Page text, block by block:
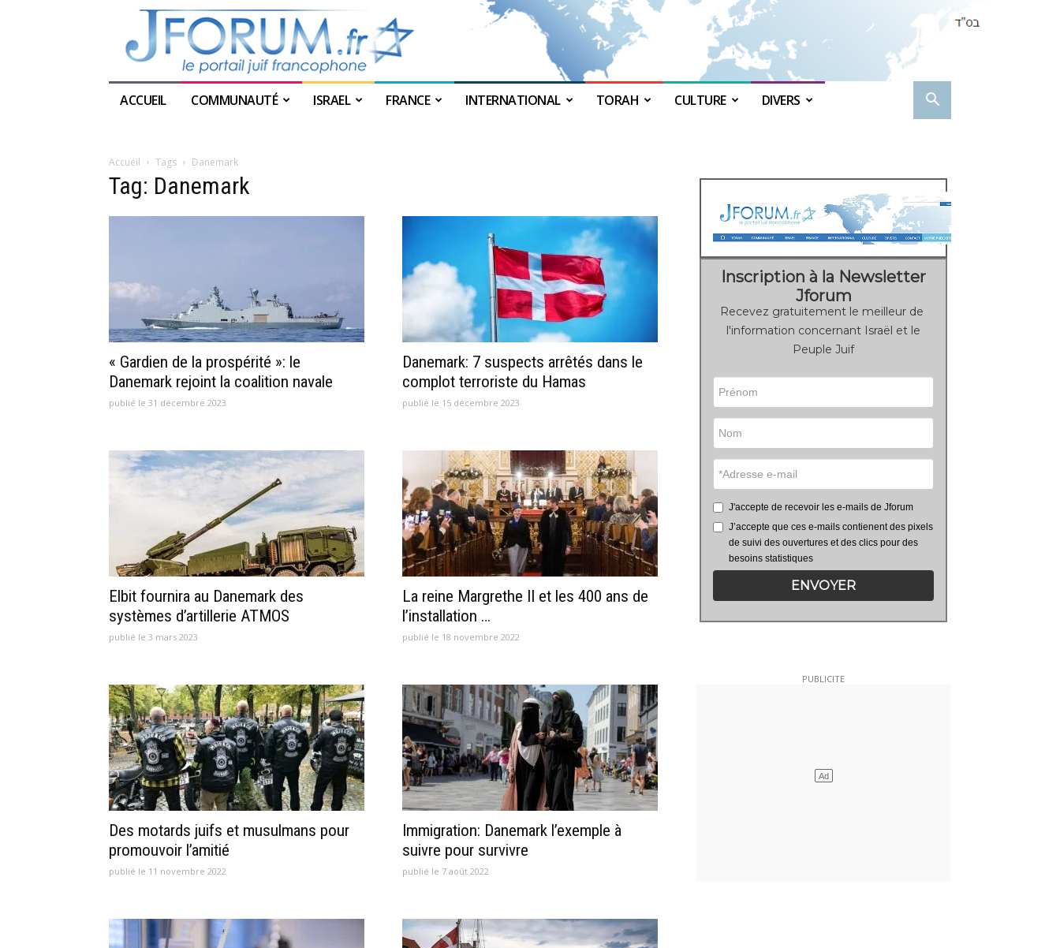
ACCUEIL COMMUNAUTÉ ISRAEL FRANCE INTERNATIONAL TORAH CULTURE DIVERS
Accueil Tags Danemark
Tag: Danemark
« Gardien de la prospérité »: le
Danemark rejoint la coalition navale
publié le 31 décembre 2023
Danemark: 7 suspects arrêtés dans le
complot terroriste du Hamas
publié le 15 décembre 2023
Elbit fournira au Danemark des
systèmes d’artillerie ATMOS
publié le 3 mars 2023
La reine Margrethe II et les 400 ans de
l’installation …
publié le 18 novembre 2022
Des motards juifs et musulmans pour
promouvoir l’amitié
publié le 11 novembre 2022
Immigration: Danemark l’exemple à
suivre pour survivre
publié le 7 août 2022
Inscription à la Newsletter
Jforum
Recevez gratuitement le meilleur de
l'information concernant Israël et le
Peuple Juif
J'accepte de recevoir les e-mails de Jforum
J’accepte que ces e-mails contienent des pixels
de suivi des ouvertures et des clics pour des
besoins statistiques
ENVOYER